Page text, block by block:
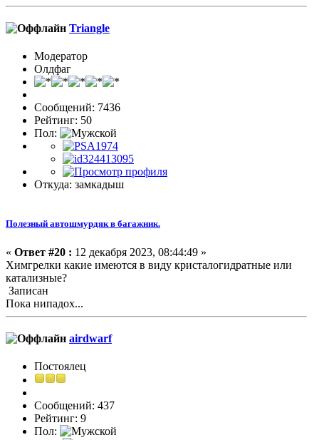
Triangle
Модератор
Олдфаг
Сообщений: 7436
Рейтинг: 50
Пол:
Откуда: замкадыш
Полезный автошмурдяк в багажник.
« Ответ #20 : 12 декабря 2023, 08:44:49 »
Химгрелки какие имеются в виду кристалогидратные или
катализные?
Записан
Пока нипадох...
airdwarf
Постоялец
Сообщений: 437
Рейтинг: 9
Пол: